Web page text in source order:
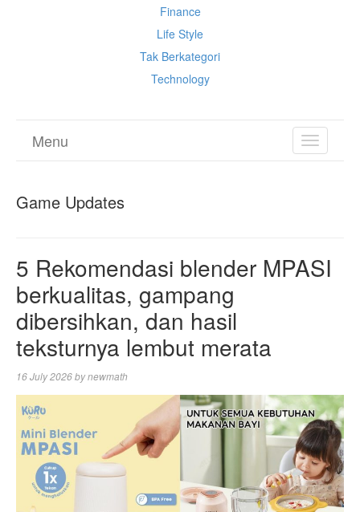
Finance
Life Style
Tak Berkategori
Technology
TOGGLE
Menu
Game Updates
5 Rekomendasi blender MPASI
berkualitas, gampang
dibersihkan, dan hasil
teksturnya lembut merata
16 July 2026bynewmath